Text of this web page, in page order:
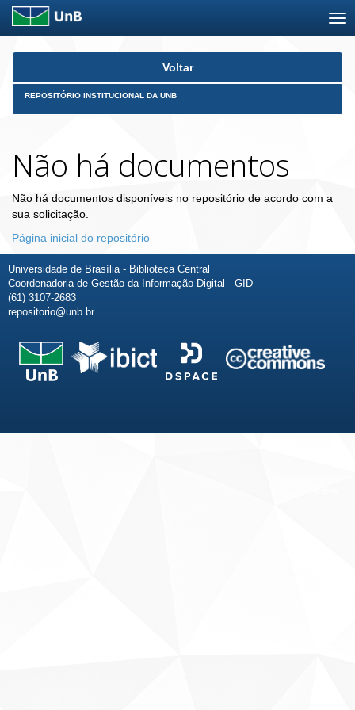
Skip
Voltar
REPOSITÓRIO INSTITUCIONAL DA UNB
Não há documentos
Não há documentos disponíveis no repositório de acordo com a
sua solicitação.
Página inicial do repositório
Universidade de Brasília - Biblioteca Central
Coordenadoria de Gestão da Informação Digital - GID
(61) 3107-2683
repositorio@unb.br